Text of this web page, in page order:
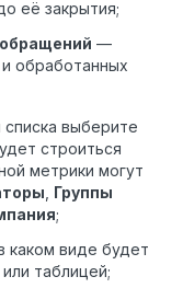
её закрытия;
—
обработанных
выберите
строиться
метрики могут
Группы
;
каком виде будет
таблицей;